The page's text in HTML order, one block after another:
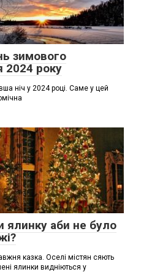
зимового
2024 року
ніч у 2024 році. Саме у цей
ялинку аби не було
казка. Оселі містян сяють
ялинки видніються у